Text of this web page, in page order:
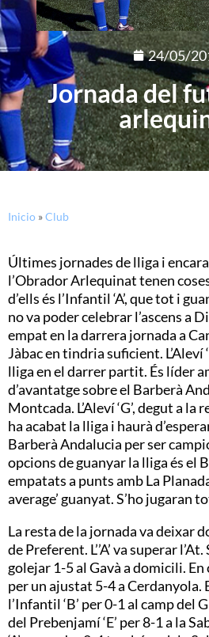
24/05/
Jornada del
Inicio »Club
Últimes jornades de lliga i
l’Obrador Arlequinat tenen
d’ells és l’Infantil ‘A’, que tot i
no va poder celebrar l’ascens a
empat en la darrera jornada a
Jàbac en tindria suficient. L’Aleví
lliga en el darrer partit. És líder
d’avantatge sobre el Barberà
Montcada. L’Aleví ‘G’, degut a
ha acabat la lliga i haurà
Barberà Andalucia per ser
opcions de guanyar la lliga és el
empatats a punts amb La
average’ guanyat. S’ho jugaran
La resta de la jornada va deixar
de Preferent. L’’A’ va superar
golejar 1-5 al Gavà a domicili. En
per un ajustat 5-4 a Cerdanyola.
l’Infantil ‘B’ per 0-1 al camp del
del Prebenjamí ‘E’ per 8-1 a la